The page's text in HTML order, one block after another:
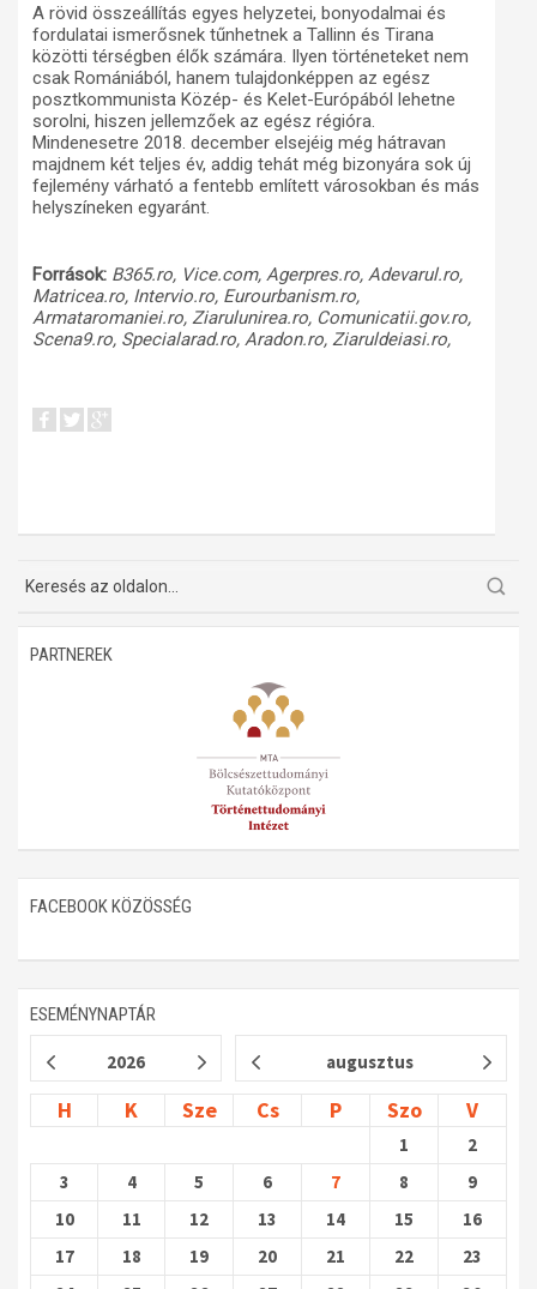
A rövid összeállítás egyes helyzetei, bonyodalmai és
fordulatai ismerősnek tűnhetnek a Tallinn és Tirana
közötti térségben élők számára. Ilyen történeteket nem
csak Romániából, hanem tulajdonképpen az egész
posztkommunista Közép- és Kelet-Európából lehetne
sorolni, hiszen jellemzőek az egész régióra.
Mindenesetre 2018. december elsejéig még hátravan
majdnem két teljes év, addig tehát még bizonyára sok új
fejlemény várható a fentebb említett városokban és más
helyszíneken egyaránt.
Források: B365.ro, Vice.com, Agerpres.ro, Adevarul.ro,
Matricea.ro, Intervio.ro, Eurourbanism.ro,
Armataromaniei.ro, Ziarulunirea.ro, Comunicatii.gov.ro,
Scena9.ro, Specialarad.ro, Aradon.ro, Ziaruldeiasi.ro,
PARTNEREK
FACEBOOK KÖZÖSSÉG
ESEMÉNYNAPTÁR
2026 augusztus
H K Sze Cs P Szo V
1
2
3
4 5 6 7 8
9
10
11 12 13 14 15
16
17
18 19 20 21 22
23